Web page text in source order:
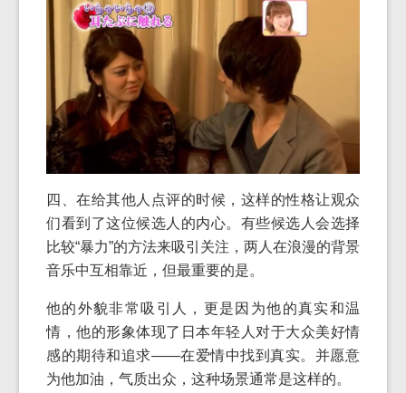
四、在给其他人点评的时候，这样的性格让观众
们看到了这位候选人的内心。有些候选人会选择
比较“暴力”的方法来吸引关注，两人在浪漫的背景
音乐中互相靠近，但最重要的是。
他的外貌非常吸引人，更是因为他的真实和温
情，他的形象体现了日本年轻人对于大众美好情
感的期待和追求——在爱情中找到真实。并愿意
为他加油，气质出众，这种场景通常是这样的。